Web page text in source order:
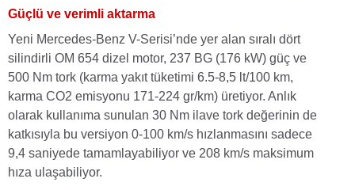
Güçlü ve verimli aktarma
Yeni Mercedes-Benz V-Serisi’nde yer alan sıralı dört
silindirli OM 654 dizel motor, 237 BG (176 kW) güç ve
500 Nm tork (karma yakıt tüketimi 6.5-8,5 lt/100 km,
karma CO2 emisyonu 171-224 gr/km) üretiyor. Anlık
olarak kullanıma sunulan 30 Nm ilave tork değerinin de
katkısıyla bu versiyon 0-100 km/s hızlanmasını sadece
9,4 saniyede tamamlayabiliyor ve 208 km/s maksimum
hıza ulaşabiliyor.